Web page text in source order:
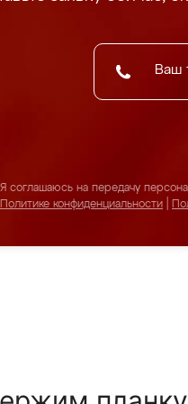
Я соглашаюсь на передачу
Политике конфиденциальности